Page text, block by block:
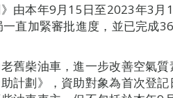
》由本年9月15日至2023年3
直加緊審批進度，並已完成
舊柴油車，進一步改善空氣
計劃》，資助對象為首次登